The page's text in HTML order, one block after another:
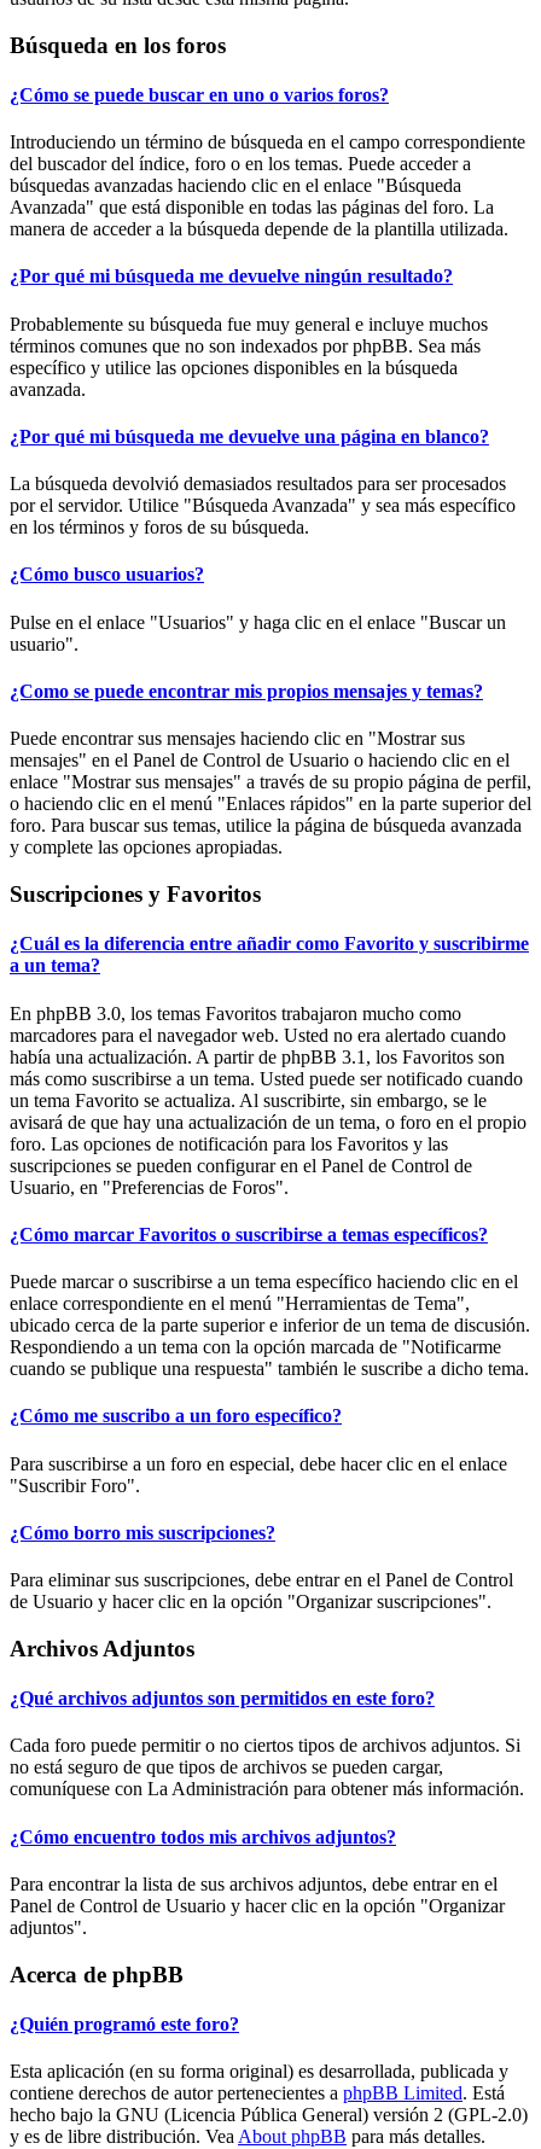
Búsqueda en los foros
¿Cómo se puede buscar en uno o varios foros?
Introduciendo un término de búsqueda en el campo correspondiente
del buscador del índice, foro o en los temas. Puede acceder a
búsquedas avanzadas haciendo clic en el enlace "Búsqueda
Avanzada" que está disponible en todas las páginas del foro. La
manera de acceder a la búsqueda depende de la plantilla utilizada.
¿Por qué mi búsqueda me devuelve ningún resultado?
Probablemente su búsqueda fue muy general e incluye muchos
términos comunes que no son indexados por phpBB. Sea más
específico y utilice las opciones disponibles en la búsqueda
avanzada.
¿Por qué mi búsqueda me devuelve una página en blanco?
La búsqueda devolvió demasiados resultados para ser procesados
por el servidor. Utilice "Búsqueda Avanzada" y sea más específico
en los términos y foros de su búsqueda.
¿Cómo busco usuarios?
Pulse en el enlace "Usuarios" y haga clic en el enlace "Buscar un
usuario".
¿Como se puede encontrar mis propios mensajes y temas?
Puede encontrar sus mensajes haciendo clic en "Mostrar sus
mensajes" en el Panel de Control de Usuario o haciendo clic en el
enlace "Mostrar sus mensajes" a través de su propio página de perfil,
o haciendo clic en el menú "Enlaces rápidos" en la parte superior del
foro. Para buscar sus temas, utilice la página de búsqueda avanzada
y complete las opciones apropiadas.
Suscripciones y Favoritos
¿Cuál es la diferencia entre añadir como Favorito y suscribirme
a un tema?
En phpBB 3.0, los temas Favoritos trabajaron mucho como
marcadores para el navegador web. Usted no era alertado cuando
había una actualización. A partir de phpBB 3.1, los Favoritos son
más como suscribirse a un tema. Usted puede ser notificado cuando
un tema Favorito se actualiza. Al suscribirte, sin embargo, se le
avisará de que hay una actualización de un tema, o foro en el propio
foro. Las opciones de notificación para los Favoritos y las
suscripciones se pueden configurar en el Panel de Control de
Usuario, en "Preferencias de Foros".
¿Cómo marcar Favoritos o suscribirse a temas específicos?
Puede marcar o suscribirse a un tema específico haciendo clic en el
enlace correspondiente en el menú "Herramientas de Tema",
ubicado cerca de la parte superior e inferior de un tema de discusión.
Respondiendo a un tema con la opción marcada de "Notificarme
cuando se publique una respuesta" también le suscribe a dicho tema.
¿Cómo me suscribo a un foro específico?
Para suscribirse a un foro en especial, debe hacer clic en el enlace
"Suscribir Foro".
¿Cómo borro mis suscripciones?
Para eliminar sus suscripciones, debe entrar en el Panel de Control
de Usuario y hacer clic en la opción "Organizar suscripciones".
Archivos Adjuntos
¿Qué archivos adjuntos son permitidos en este foro?
Cada foro puede permitir o no ciertos tipos de archivos adjuntos. Si
no está seguro de que tipos de archivos se pueden cargar,
comuníquese con La Administración para obtener más información.
¿Cómo encuentro todos mis archivos adjuntos?
Para encontrar la lista de sus archivos adjuntos, debe entrar en el
Panel de Control de Usuario y hacer clic en la opción "Organizar
adjuntos".
Acerca de phpBB
¿Quién programó este foro?
Esta aplicación (en su forma original) es desarrollada, publicada y
contiene derechos de autor pertenecientes a phpBB Limited. Está
hecho bajo la GNU (Licencia Pública General) versión 2 (GPL-2.0)
y es de libre distribución. Vea About phpBB para más detalles.